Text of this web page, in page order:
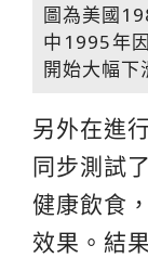
圖為美國
中1995年
開始大幅下
另外在進
同步測試
健康飲食
效果。結